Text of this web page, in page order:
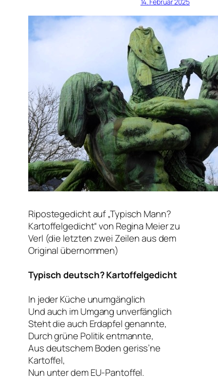
Ripostegedicht auf „Typisch Mann?
Kartoffelgedicht“ von Regina Meier zu
Verl (die letzten zwei Zeilen aus dem
Original übernommen)
Typisch deutsch? Kartoffelgedicht
In jeder Küche unumgänglich
Und auch im Umgang unverfänglich
Steht die auch Erdapfel genannte,
Durch grüne Politik entmannte,
Aus deutschem Boden geriss’ne
Kartoffel,
Nun unter dem EU-Pantoffel.